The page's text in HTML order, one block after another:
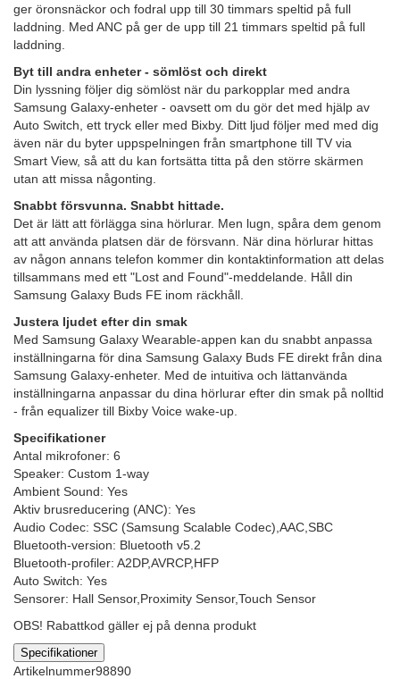
ger öronsnäckor och fodral upp till 30 timmars speltid på full
laddning. Med ANC på ger de upp till 21 timmars speltid på full
laddning.
Byt till andra enheter - sömlöst och direkt
Din lyssning följer dig sömlöst när du parkopplar med andra
Samsung Galaxy-enheter - oavsett om du gör det med hjälp av
Auto Switch, ett tryck eller med Bixby. Ditt ljud följer med med dig
även när du byter uppspelningen från smartphone till TV via
Smart View, så att du kan fortsätta titta på den större skärmen
utan att missa någonting.
Snabbt försvunna. Snabbt hittade.
Det är lätt att förlägga sina hörlurar. Men lugn, spåra dem genom
att att använda platsen där de försvann. När dina hörlurar hittas
av någon annans telefon kommer din kontaktinformation att delas
tillsammans med ett "Lost and Found"-meddelande. Håll din
Samsung Galaxy Buds FE inom räckhåll.
Justera ljudet efter din smak
Med Samsung Galaxy Wearable-appen kan du snabbt anpassa
inställningarna för dina Samsung Galaxy Buds FE direkt från dina
Samsung Galaxy-enheter. Med de intuitiva och lättanvända
inställningarna anpassar du dina hörlurar efter din smak på nolltid
- från equalizer till Bixby Voice wake-up.
Specifikationer
Antal mikrofoner: 6
Speaker: Custom 1-way
Ambient Sound: Yes
Aktiv brusreducering (ANC): Yes
Audio Codec: SSC (Samsung Scalable Codec),AAC,SBC
Bluetooth-version: Bluetooth v5.2
Bluetooth-profiler: A2DP,AVRCP,HFP
Auto Switch: Yes
Sensorer: Hall Sensor,Proximity Sensor,Touch Sensor
OBS! Rabattkod gäller ej på denna produkt
Specifikationer
Artikelnummer98890